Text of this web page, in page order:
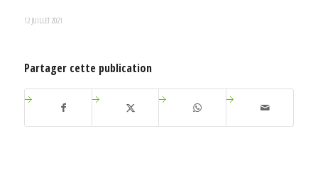
12 JUILLET 2021
Partager cette publication